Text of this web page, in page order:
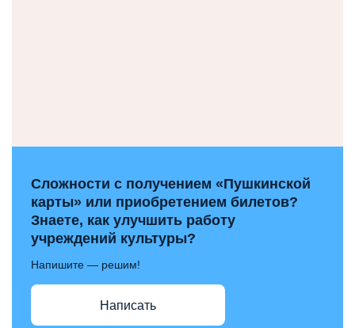
Сложности с получением «Пушкинской
карты» или приобретением билетов?
Знаете, как улучшить работу
учреждений культуры?
Напишите — решим!
Написать